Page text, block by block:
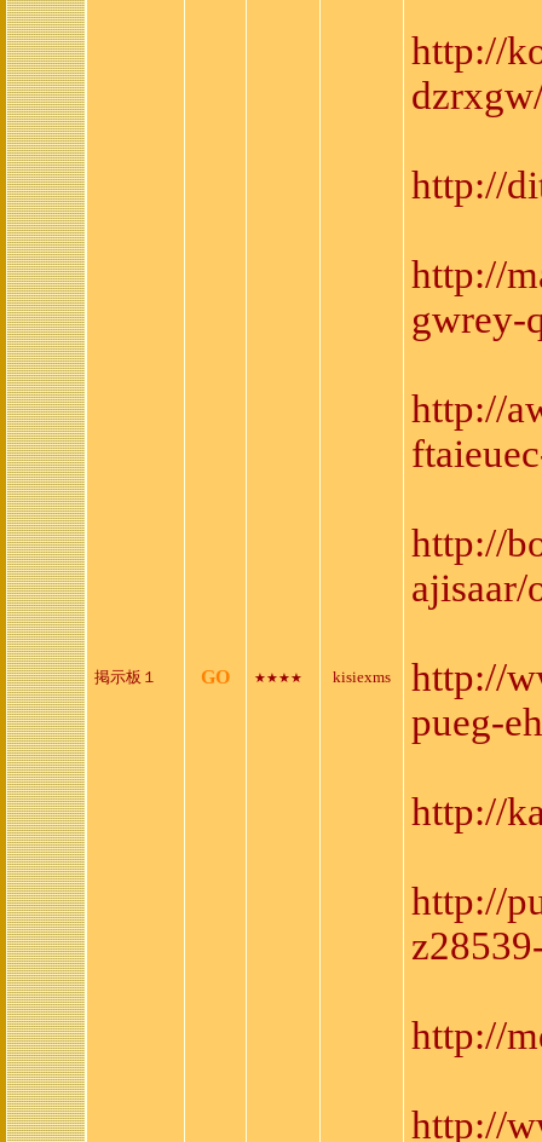
掲示板１ GO ★★★★ kisiexms
http://
http://
http://
gwrey-
http://
http://
http://
pueg-
http://
http://
http://
http://